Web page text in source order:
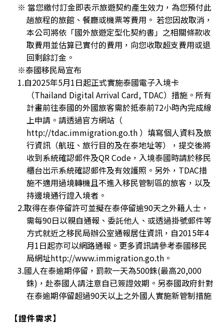
※ 當您繳付訂金即表示旅遊契約產生效力，為您預付此
趟旅程的旅館、餐廳或機票等費用。 若您因故取消，
本公司將依「國外旅遊定型化契約書」之相關條款收
取費用並估算已實付的費用，向您收取超支費用或退
回剩餘訂金。
※泰國移民局宣布
1.自2025年5月1日起正式實施泰國電子入境卡
（Thailand Digital Arrival Card, TDAC）措施。所有
計畫前往泰國的外國旅客需於抵泰前72小時內完成線
上申請。請透過官方網站（
http://tdac.immigration.go.th ）填寫個人資料及旅
行資訊（航班、旅行目的及在泰地址等），提交後將
收到系統確認郵件及QR Code，入境泰國時請於移民
櫃台出示系統確認郵件及有效護照。另外，TDAC措
施不適用過境轉機且不進入移民管制區的旅客，以及
持邊境通行證入境者。
2.取得在泰停留許可並擬在泰停留逾90天之外籍人士，
需每90日以親自通報、委託他人、或透過掛號郵件等
方式就近之移民局辦公室通報居住資訊，自2015年4
月1日起亦可以網路通報。更多資訊請參考泰國移民
局網址http://www.immigration.go.th。
3.國人在泰逾期停留，罰款一天為500銖(最高20,000
銖)，赴泰國人請注意自已簽證效期。另泰國政府針對
在泰逾期停留超過90天以上之外國人實施新管制措施
【證件需求】